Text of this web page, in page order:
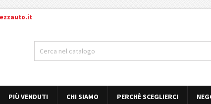
PIÙ VENDUTI CHI SIAMO PERCHÈ SCEGLIERCI